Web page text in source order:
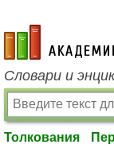
academic.ru
Словари и
Толкования